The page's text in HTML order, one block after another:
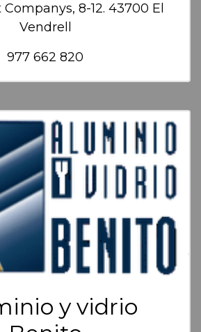
8-12. 43700 El
Vendrell
977 662 820
y vidrio